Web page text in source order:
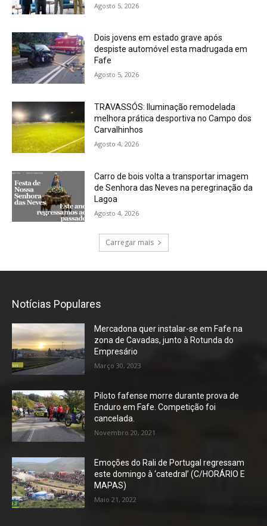
Agosto 5, 2026
Dois jovens em estado grave após
despiste automóvel esta madrugada em
Fafe
Agosto 5, 2026
TRAVASSÓS: Iluminação remodelada
melhora prática desportiva no Campo dos
Carvalhinhos
Agosto 4, 2026
Carro de bois volta a transportar imagem
de Senhora das Neves na peregrinação da
Lagoa
Agosto 4, 2026
Carregar mais
Notícias Populares
Mercadona quer instalar-se em Fafe na
zona de Cavadas, junto à Rotunda do
Empresário
Março 30, 2023
Piloto fafense morre durante prova de
Enduro em Fafe. Competição foi
cancelada.
Novembro 20, 2021
Emoções do Rali de Portugal regressam
este domingo à ‘catedral’ (C/HORÁRIO E
MAPAS)
Maio 21, 2022